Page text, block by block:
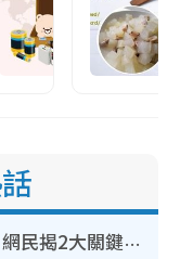
裝修拆鐵閘隨時變賊人目標？網民揭2大關鍵用途：裝新式等於白裝？附新舊鐵閘分別